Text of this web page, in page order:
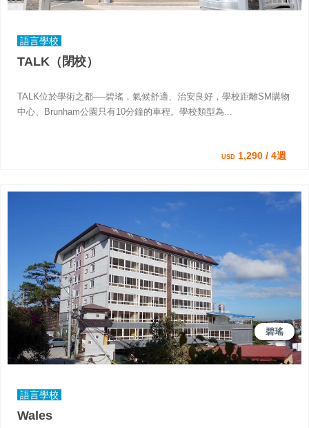
語言學校
TALK（閉校）
TALK位於學術之都──碧瑤，氣候舒適、治安良好，學校距離SM購物
中心、Brunham公園只有10分鐘的車程。學校類型為...
USD 1,290 / 4週
碧瑤
語言學校
Wales